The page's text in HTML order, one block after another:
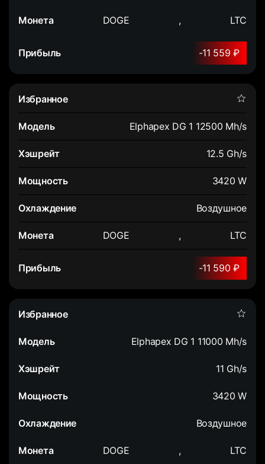
DOGE , LTC
-11 559 ₽
Elphapex DG 1 12500 Mh/s
12.5 Gh/s
3420 W
Воздушное
DOGE , LTC
-11 590 ₽
Elphapex DG 1 11000 Mh/s
11 Gh/s
3420 W
Воздушное
DOGE , LTC